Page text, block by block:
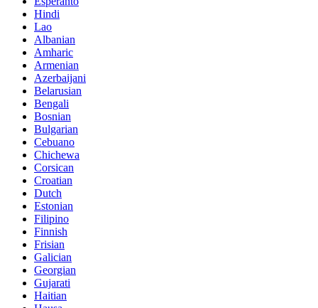
Hindi
Lao
Albanian
Amharic
Armenian
Azerbaijani
Belarusian
Bengali
Bosnian
Bulgarian
Cebuano
Chichewa
Corsican
Croatian
Dutch
Estonian
Filipino
Finnish
Frisian
Galician
Georgian
Gujarati
Haitian